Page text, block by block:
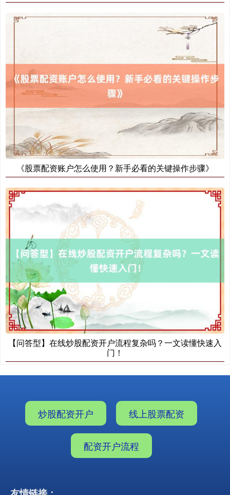
《股票配资账户怎么使用？新手必看的关键操作步骤》
【问答型】在线炒股配资开户流程复杂吗？一文读懂快速入
门！
炒股配资开户 线上股票配资
配资开户流程